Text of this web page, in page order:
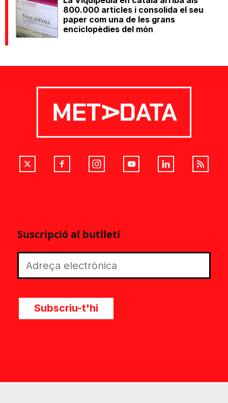
800.000 articles i consolida el seu
paper com una de les grans
enciclopèdies del món
Suscripció al butlletí
Subscriu-t'hi